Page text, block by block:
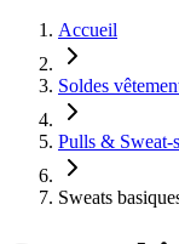
Accueil
Soldes
Pulls & Sweat-
Sweats